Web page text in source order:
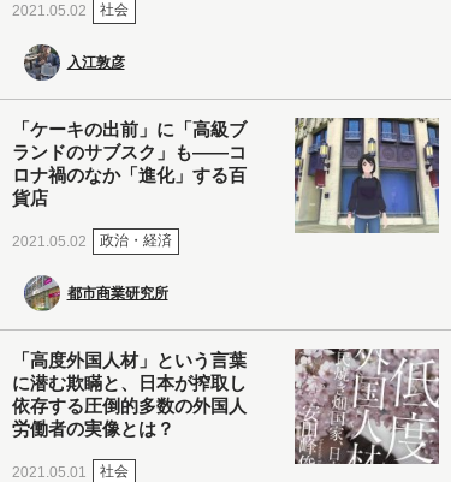
2021.05.02 社会
入江敦彦
「ケーキの出前」に「高級ブ
ランドのサブスク」も――コ
ロナ禍のなか「進化」する百
貨店
2021.05.02 政治・経済
都市商業研究所
「高度外国人材」という言葉
に潜む欺瞞と、日本が搾取し
依存する圧倒的多数の外国人
労働者の実像とは？
2021.05.01 社会